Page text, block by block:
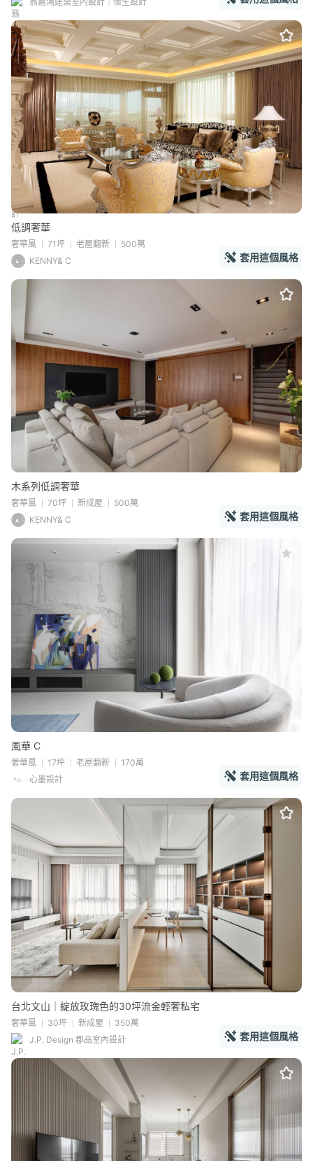
低調奢華
奢華風 71坪 老屋翻新
500萬
KENNY& C
套用這個風格
木系列低調奢華
奢華風 70坪 新成屋
500萬
KENNY& C
套用這個風格
風華 C
奢華風 17坪 老屋翻新
170萬
心墨設計
套用這個風格
台北文山｜綻放玫瑰色的30坪流金輕奢私宅
奢華風 30坪 新成屋
350萬
J.P. Design 郡品室內設計
套用這個風格